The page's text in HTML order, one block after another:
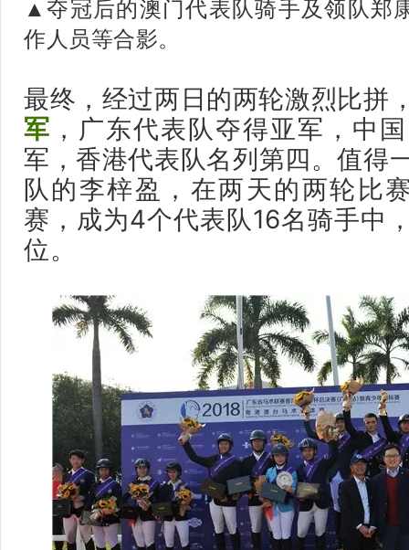
▲夺冠后的澳门代表队骑手及领队郑
作人员等合影。
最终，经过两日的两轮激烈比拼
军 ，广东代表队夺得亚军，中
军，香港代表队名列第四。值得
队的李梓盈，在两天的两轮比
赛，成为4个代表队16名骑手中
位。